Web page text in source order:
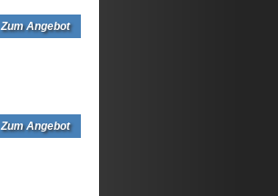
Zum Angebot
Zum Angebot